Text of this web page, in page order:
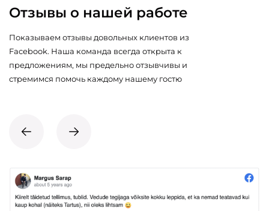
Отзывы о нашей работе
Показываем отзывы довольных клиентов из
Facebook. Наша команда всегда открыта к
предложениям, мы предельно отзывчивы и
стремимся помочь каждому нашему гостю